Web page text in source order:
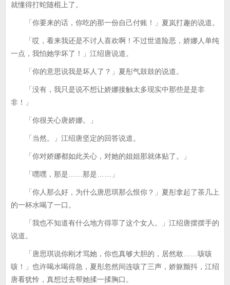
就懂得打蛇随棍上了。
「你要来的话，你吃的那一份自己付账！」夏岚打趣的说道。
「哎，看来我还是不讨人喜欢啊！不过世道险恶，娇娜人单纯
一点，我怕她学坏了！」江绍唐说道。
「你的意思说我是坏人了？」夏彤气鼓鼓的说道。
「没有，我只是说不想让娇娜接触太多现实中那些是是非
非！」
「你很关心唐娇娜。」
「当然。」江绍唐坚定的回答说道。
「你对娇娜都如此关心，对她的姐姐那就体贴了。」
「嘿嘿，那是……那是……」
「你人那么好，为什么唐思琪那么恨你？」夏彤拿起了茶几上
的一杯水喝了一口。
「我也不知道有什么地方得罪了这个女人。」江绍唐摆摆手的
说道。
「唐思琪说你刚才骂她，你也真够大胆的，居然敢……咳咳
咳！」也许喝水喝得急，夏彤忽然间连咳了三声，娇躯颤抖，江绍
唐看犹怜，真想过去帮她揉一揉胸口。